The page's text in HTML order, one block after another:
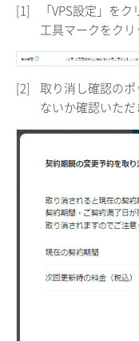
[1]
「VPS設定」を
工具マークをクリ
[2]
取り消し確認の
ないか確認いただ